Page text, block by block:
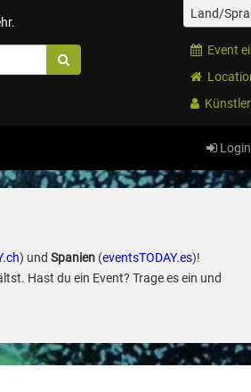
Land/
Event
) und Spanien(eventsTODAY.es)!
Hast du ein Event? Trage es ein und